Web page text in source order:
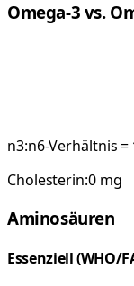
Omega-3 vs.
n3:n6-Verhältnis =
Cholesterin:0mg
Aminosäuren
Essenziell (WHO/